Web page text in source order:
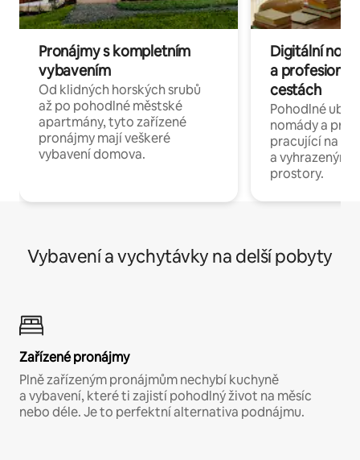
Pronájmy s kompletním
vybavením
Od klidných horských srubů
až po pohodlné městské
apartmány, tyto zařízené
pronájmy mají veškeré
vybavení domova.
Digitální
a
cestách
Pohodlné
nomády a
pracující na
a vyhrazenými
prostory.
Vybavení a vychytávky na delší pobyty
Zařízené pronájmy
Plně zařízeným pronájmům nechybí kuchyně
a vybavení, které ti zajistí pohodlný život na měsíc
nebo déle. Je to perfektní alternativa podnájmu.